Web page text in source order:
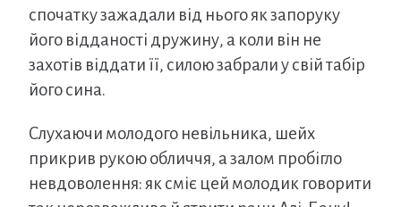
спочатку зажадали від нього як запоруку
його відданості дружину, а коли він не
захотів віддати її, силою забрали у свій табір
його сина.
Слухаючи молодого невільника, шейх
прикрив рукою обличчя, а залом пробігло
невдоволення: як сміє цей молодик говорити